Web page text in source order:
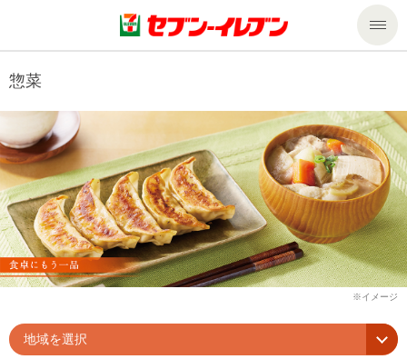
商品のご案内
商品のご案内トップ
今週の新商品
来週の新商品
商品カテゴリ一覧
セブンプレミアム
セール・キャンペーン
サービス
サービストップ
nanacoトップ
マルチコピー機でできること
企業情報
企業情報トップ
ニュースリリース
私たちの取組み
サステナビリティ
惣菜
地域を選択